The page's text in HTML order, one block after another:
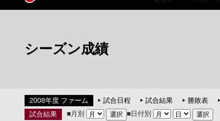
シーズン成績
2008年度 ファーム 試合日程 試合結果
勝敗表
試合結果
■月別
■日付別